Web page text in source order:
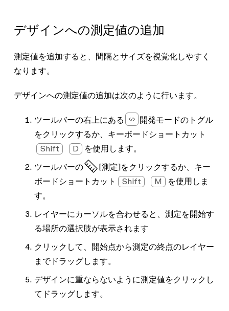
デザインへの測定値の追加
測定値を追加すると、間隔とサイズを視覚化しやすく
なります。
デザインへの測定値の追加は次のように行います。
ツールバーの右上にある
開発モードのトグル
をクリックするか、キーボードショートカット
Shift
D
を使用します。
ツールバーの
[測定]をクリックするか、キー
ボードショートカット
Shift M
を使用しま
す。
レイヤーにカーソルを合わせると、測定を開始す
る場所の選択肢が表示されます
クリックして、開始点から測定の終点のレイヤー
までドラッグします。
デザインに重ならないように測定値をクリックし
てドラッグします。